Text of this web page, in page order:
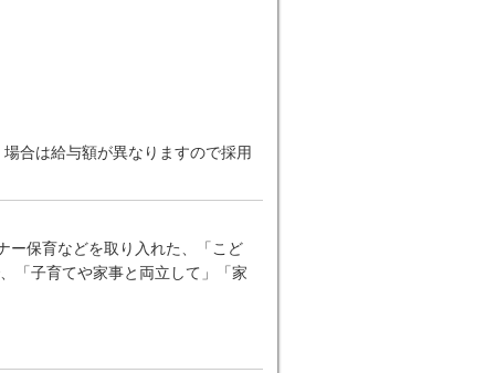
合は給与額が異なりますので採用
ー保育などを取り入れた、「こど
「子育てや家事と両立して」「家